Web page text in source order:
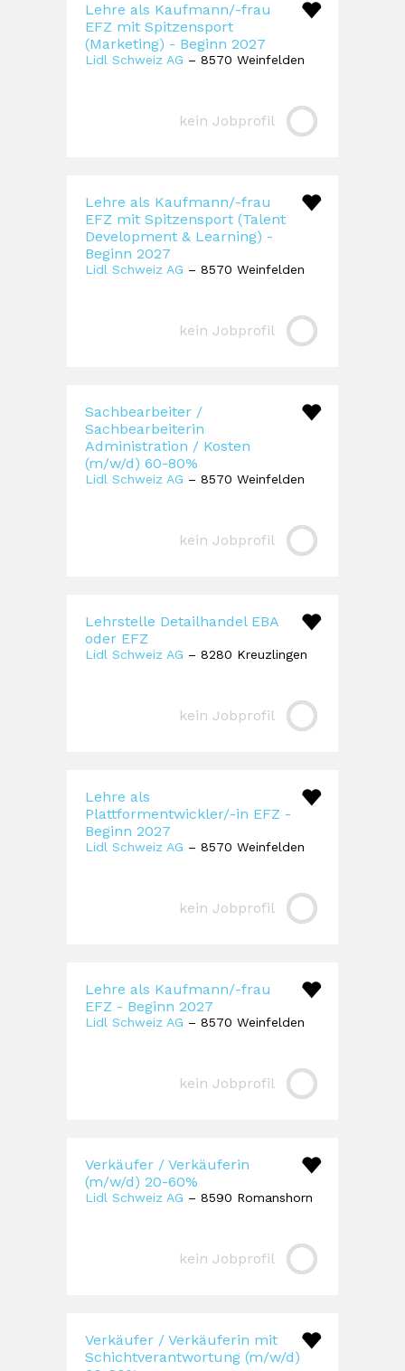
Lehre als Kaufmann/-frau
EFZ mit Spitzensport
(Marketing) - Beginn 2027
Lidl Schweiz AG – 8570 Weinfelden
kein Jobprofil
Lehre als Kaufmann/-frau
EFZ mit Spitzensport (Talent
Development & Learning) -
Beginn 2027
Lidl Schweiz AG – 8570 Weinfelden
kein Jobprofil
Sachbearbeiter /
Sachbearbeiterin
Administration / Kosten
(m/w/d) 60-80%
Lidl Schweiz AG – 8570 Weinfelden
kein Jobprofil
Lehrstelle Detailhandel EBA
oder EFZ
Lidl Schweiz AG – 8280 Kreuzlingen
kein Jobprofil
Lehre als
Plattformentwickler/-in EFZ -
Beginn 2027
Lidl Schweiz AG – 8570 Weinfelden
kein Jobprofil
Lehre als Kaufmann/-frau
EFZ - Beginn 2027
Lidl Schweiz AG – 8570 Weinfelden
kein Jobprofil
Verkäufer / Verkäuferin
(m/w/d) 20-60%
Lidl Schweiz AG – 8590 Romanshorn
kein Jobprofil
Verkäufer / Verkäuferin mit
Schichtverantwortung (m/w/d)